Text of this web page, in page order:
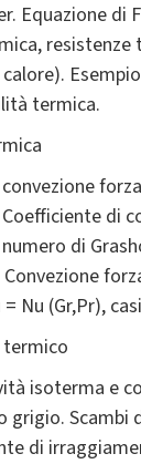
Equazione di
termica.
di
di
Nu (Gr,Pr),
isoterma e
grigio.
di